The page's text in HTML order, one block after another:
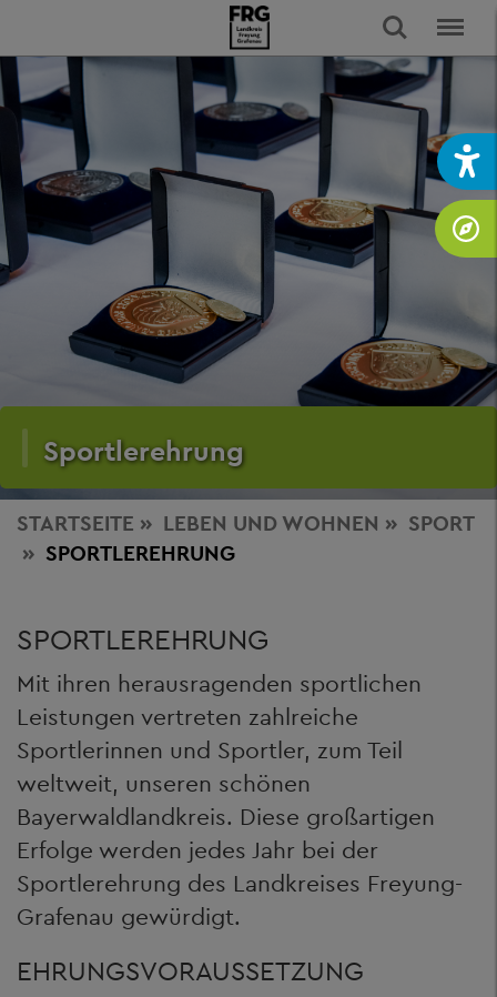
Sportlerehrung
STARTSEITE LEBEN UND WOHNEN
SPORT
SPORTLEREHRUNG
SPORTLEREHRUNG
Mit ihren herausragenden sportlichen
Leistungen vertreten zahlreiche
Sportlerinnen und Sportler, zum Teil
weltweit, unseren schönen
Bayerwaldlandkreis. Diese großartigen
Erfolge werden jedes Jahr bei der
Sportlerehrung des Landkreises Freyung-
Grafenau gewürdigt.
EHRUNGSVORAUSSETZUNG